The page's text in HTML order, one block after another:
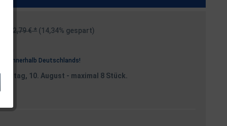
2,79 € * (14,34% gespart)
innerhalb Deutschlands!
Montag, 10. August - maximal 8 Stück.